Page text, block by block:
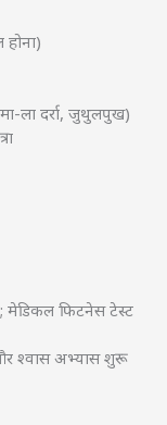
ला दर्रा, जुथुलपुख)
मेडिकल फिटनेस टेस्ट
श्वास अभ्यास शुरू